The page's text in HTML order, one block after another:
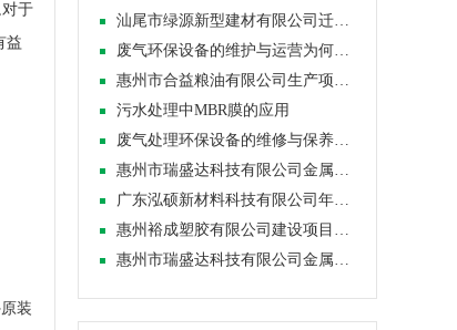
汕尾市绿源新型建材有限公司迁建项目调试日期公示
废气环保设备的维护与运营为何如此关键
惠州市合益粮油有限公司生产项目调试时间公示
污水处理中MBR膜的应用
废气处理环保设备的维修与保养方案
惠州市瑞盛达科技有限公司金属制品生产项目（一期）竣工环境保护验收报告公示
广东泓硕新材料科技有限公司年产珍珠棉400吨、薄膜200吨及纸箱500吨生产项目（一期）竣工验收报告
惠州裕成塑胶有限公司建设项目竣工环境保护验收报告公示
惠州市瑞盛达科技有限公司金属制品生产项目（一期） 调试时间公示
于
益
装